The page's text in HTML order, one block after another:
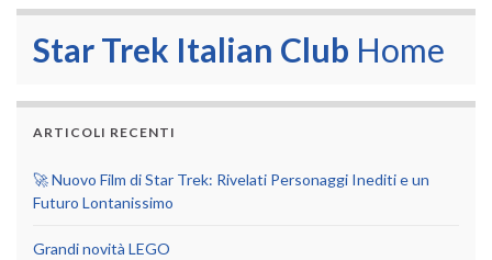
Star Trek Italian Club Home
ARTICOLI RECENTI
🚀 Nuovo Film di Star Trek: Rivelati Personaggi Inediti e un
Futuro Lontanissimo
Grandi novità LEGO